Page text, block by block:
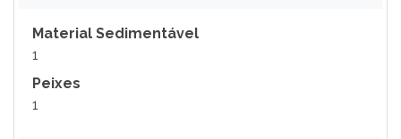
Material Sedimentável
1
Peixes
1